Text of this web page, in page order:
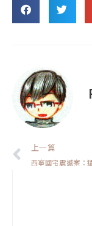
上一頁
上一篇